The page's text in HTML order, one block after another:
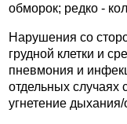
обморок; редко -
Нарушения со
грудной клетки и
пневмония и
отдельных случаях
угнетение